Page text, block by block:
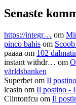
Senaste
https://integr… om
pinco bahis om
paaaa om 102
instant withdr… om
världsbanken
Superbet om Il
lcasin om Il postino -
Clintonfcu om Il